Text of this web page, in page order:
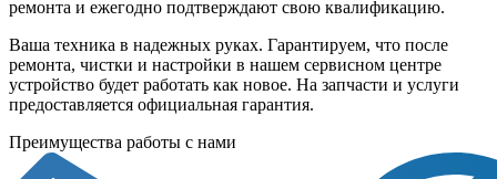
ремонта и ежегодно подтверждают свою квалификацию.
Ваша техника в надежных руках. Гарантируем, что после
ремонта, чистки и настройки в нашем сервисном центре
устройство будет работать как новое. На запчасти и услуги
предоставляется официальная гарантия.
Преимущества работы с нами